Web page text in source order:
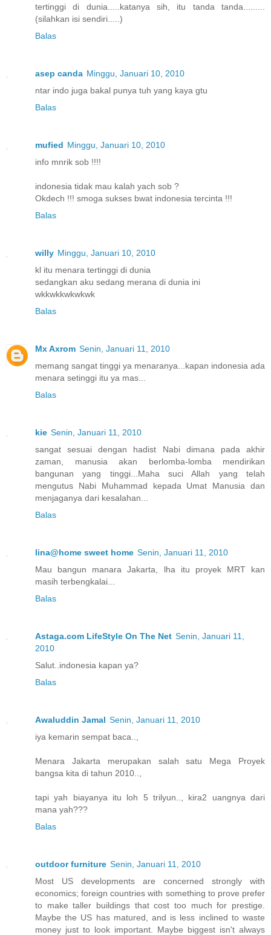
tertinggi di dunia.....katanya sih, itu tanda tanda.........
(silahkan isi sendiri.....)
Balas
asep canda Minggu, Januari 10, 2010
ntar indo juga bakal punya tuh yang kaya gtu
Balas
mufied Minggu, Januari 10, 2010
info mnrik sob !!!!
indonesia tidak mau kalah yach sob ?
Okdech !!! smoga sukses bwat indonesia tercinta !!!
Balas
willy Minggu, Januari 10, 2010
kl itu menara tertinggi di dunia
sedangkan aku sedang merana di dunia ini
wkkwkkwkwkwk
Balas
Mx Axrom Senin, Januari 11, 2010
memang sangat tinggi ya menaranya...kapan indonesia ada
menara setinggi itu ya mas...
Balas
kie Senin, Januari 11, 2010
sangat sesuai dengan hadist Nabi dimana pada akhir
zaman, manusia akan berlomba-lomba mendirikan
bangunan yang tinggi...Maha suci Allah yang telah
mengutus Nabi Muhammad kepada Umat Manusia dan
menjaganya dari kesalahan...
Balas
lina@home sweet home Senin, Januari 11, 2010
Mau bangun manara Jakarta, lha itu proyek MRT kan
masih terbengkalai...
Balas
Astaga.com LifeStyle On The Net Senin, Januari 11,
2010
Salut..indonesia kapan ya?
Balas
Awaluddin Jamal Senin, Januari 11, 2010
iya kemarin sempat baca..,
Menara Jakarta merupakan salah satu Mega Proyek
bangsa kita di tahun 2010..,
tapi yah biayanya itu loh 5 trilyun.., kira2 uangnya dari
mana yah???
Balas
outdoor furniture Senin, Januari 11, 2010
Most US developments are concerned strongly with
economics; foreign countries with something to prove prefer
to make taller buildings that cost too much for prestige.
Maybe the US has matured, and is less inclined to waste
money just to look important. Maybe biggest isn't always